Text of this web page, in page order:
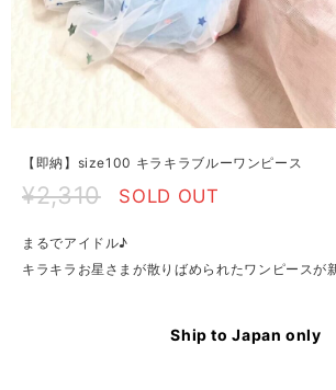
【即納】size100 キラキラブルーワンピース
¥2,310 SOLD OUT
まるでアイドル♪
キラキラお星さまが散りばめられたワンピースが
Ship to Japan only